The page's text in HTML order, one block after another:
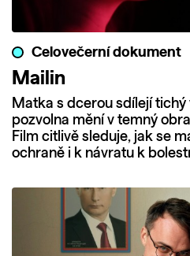
Celovečerní dokument
Mailin
Matka s dcerou sdílejí
pozvolna mění v temný
Film citlivě sleduje, jak se
ochraně i k návratu k